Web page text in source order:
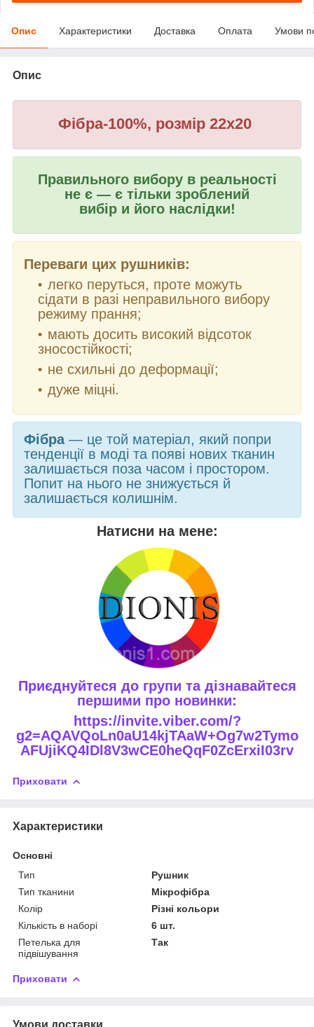
Опис Характеристики Доставка Оплата Умови
Опис
Фібра-100%, розмір 22х20
Правильного вибору в реальності
не є — є тільки зроблений
вибір и його наслідки!
Переваги цих рушників:
легко перуться, проте можуть
сідати в разі неправильного вибору
режиму прання;
мають досить високий відсоток
зносостійкості;
не схильні до деформації;
дуже міцні.
Фібра— це той матеріал, який попри
тенденції в моді та появі нових тканин
залишається поза часом і простором.
Попит на нього не знижується й
залишається колишнім.
Натисни на мене:
Приєднуйтеся до групи та дізнавайтеся
першими про новинки:
https://invite.viber.com/?
g2=AQAVQoLn0aU14kjTAaW+Og7w2Tymo
AFUjiKQ4IDl8V3wCE0heQqF0ZcErxiI03rv
Приховати
Характеристики
Основні
Тип
Рушник
Тип тканини
Мікрофібра
Колір
Різні кольори
Кількість в наборі
6 шт.
Петелька для
підвішування
Так
Приховати
Умови доставки